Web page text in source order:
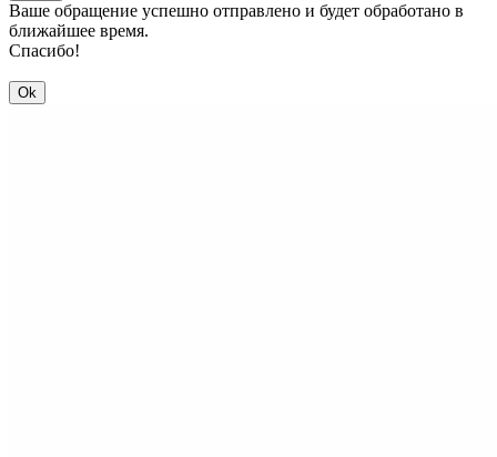
Ваше обращение успешно отправлено и будет обработано в
ближайшее время.
Спасибо!
Ok